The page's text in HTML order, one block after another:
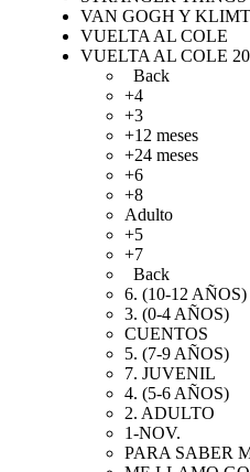
VAN GOGH Y KLIMT
VUELTA AL COLE
VUELTA AL COLE
Back
+4
+3
+12 meses
+24 meses
+6
+8
Adulto
+5
+7
Back
6. (10-12 AÑOS)
3. (0-4 AÑOS)
CUENTOS
5. (7-9 AÑOS)
7. JUVENIL
4. (5-6 AÑOS)
2. ADULTO
1-NOV.
PARA SABER